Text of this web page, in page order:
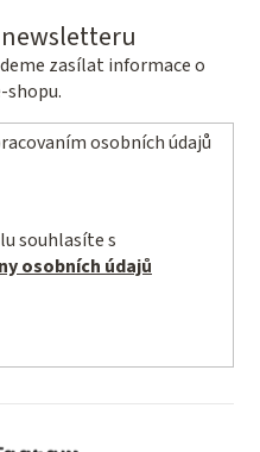
zasílat informace o
shopu.
osobních údajů
osobních údajů